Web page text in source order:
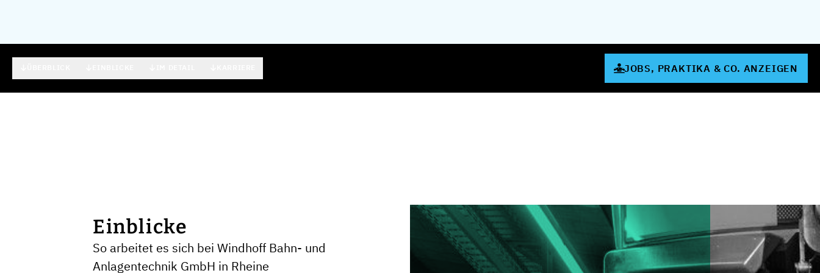
JOBS, PRAKTIKA & CO. ANZEIGEN
Einblicke
So arbeitet es sich bei Windhoff Bahn- und
Anlagentechnik GmbH in Rheine